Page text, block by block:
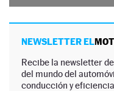
NEWSLETTER EL
Recibe la newsletter
del mundo del
conducción y eficiencia.